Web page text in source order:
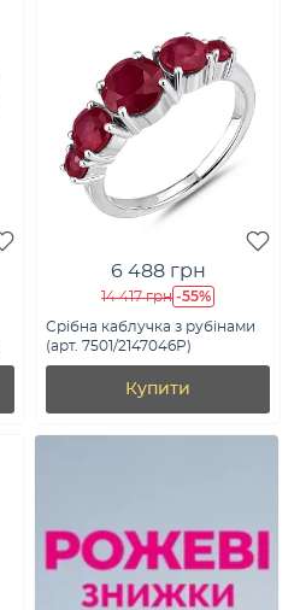
6 488 грн
14 417 грн -55%
Срібна каблучка з рубінами
(арт. 7501/2147046Р)
Купити